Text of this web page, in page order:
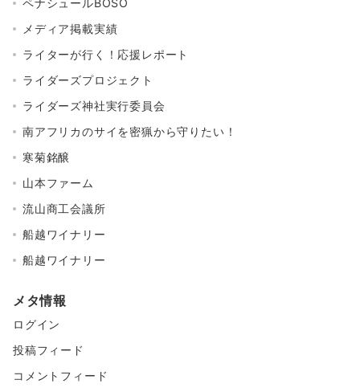
ペナシュールBOSO
メディア掲載実績
ライターが行く！応援レポート
ライダーズプロジェクト
ライダーズ神社実行委員会
南アフリカのサイを密猟から守りたい！
寒菊銘醸
山本ファーム
流山商工会議所
船越ワイナリー
船越ワイナリー
メタ情報
ログイン
投稿フィード
コメントフィード